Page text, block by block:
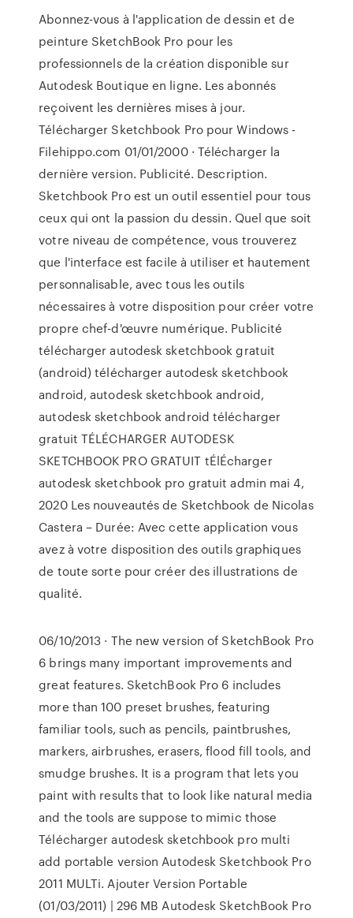
Abonnez-vous à l'application de dessin et de
peinture SketchBook Pro pour les
professionnels de la création disponible sur
Autodesk Boutique en ligne. Les abonnés
reçoivent les dernières mises à jour.
Télécharger Sketchbook Pro pour Windows -
Filehippo.com 01/01/2000 · Télécharger la
dernière version. Publicité. Description.
Sketchbook Pro est un outil essentiel pour tous
ceux qui ont la passion du dessin. Quel que soit
votre niveau de compétence, vous trouverez
que l'interface est facile à utiliser et hautement
personnalisable, avec tous les outils
nécessaires à votre disposition pour créer votre
propre chef-d'œuvre numérique. Publicité
télécharger autodesk sketchbook gratuit
(android) télécharger autodesk sketchbook
android, autodesk sketchbook android,
autodesk sketchbook android télécharger
gratuit TÉLÉCHARGER AUTODESK
SKETCHBOOK PRO GRATUIT tÉlÉcharger
autodesk sketchbook pro gratuit admin mai 4,
2020 Les nouveautés de Sketchbook de Nicolas
Castera – Durée: Avec cette application vous
avez à votre disposition des outils graphiques
de toute sorte pour créer des illustrations de
qualité.
06/10/2013 · The new version of SketchBook Pro
6 brings many important improvements and
great features. SketchBook Pro 6 includes
more than 100 preset brushes, featuring
familiar tools, such as pencils, paintbrushes,
markers, airbrushes, erasers, flood fill tools, and
smudge brushes. It is a program that lets you
paint with results that to look like natural media
and the tools are suppose to mimic those
Télécharger autodesk sketchbook pro multi
add portable version Autodesk Sketchbook Pro
2011 MULTi. Ajouter Version Portable
(01/03/2011) | 296 MB Autodesk SketchBook Pro